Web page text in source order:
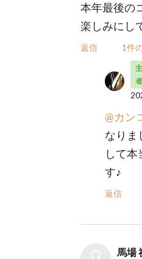
本年最後の
楽しみにし
返信 1件
者
@カン
なりま
して本
す♪
返信
馬場